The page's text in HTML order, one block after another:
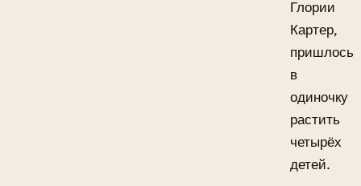
Глории
Картер,
пришлось
в
одиночку
растить
четырёх
детей.